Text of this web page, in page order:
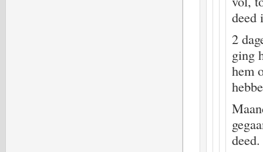
deed
2
ging
hem
deed.